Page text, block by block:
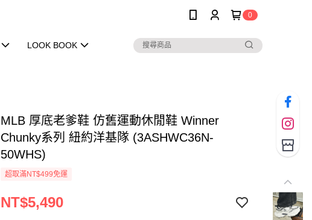
0
LOOK BOOK
MLB 厚底老爹鞋 仿舊運動休閒鞋 Winner
Chunky系列 紐約洋基隊 (3ASHWC36N-
50WHS)
超取滿NT$499免運
NT$5,490